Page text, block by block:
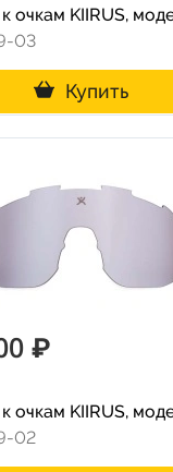
очкам KIIRUS,
03
Купить
₽
очкам KIIRUS,
02